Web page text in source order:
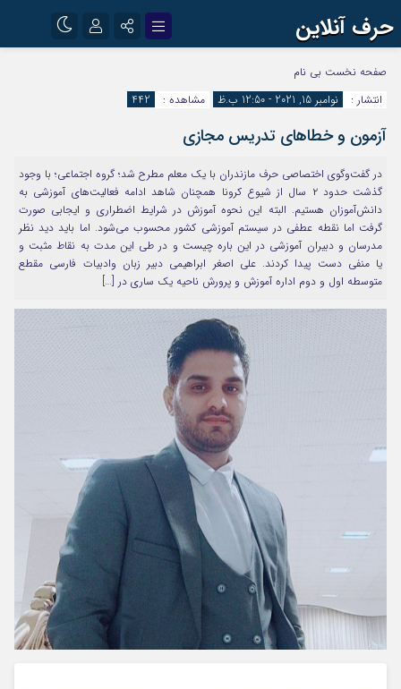
حرف آنلاین
اینستاگرام
آپارات
رمز عبور
مرا به خاطر بسپار
صفحه نخست بی نام
انتشار :
نوامبر 15, 2021 - 12:50 ب.ظ مشاهده : 442
آزمون و خطاهای تدریس مجازی
در گفت‌وگوی اختصاصی حرف مازندران با یک معلم مطرح شد؛ گروه اجتماعی؛ با وجود
گذشت حدود ۲ سال از شیوع کرونا همچنان شاهد ادامه فعالیت‌های آموزشی به
دانش‌آموزان هستیم. البته این نحوه آموزش در شرایط اضطراری و ایجابی صورت
گرفت اما نقطه عطفی در سیستم آموزشی کشور محسوب می‌شود. اما باید دید نظر
مدرسان و دبیران آموزشی در این باره چیست و در طی این مدت به نقاط مثبت و
یا منفی دست پیدا کردند. علی اصغر ابراهیمی دبیر زبان وادبیات فارسی مقطع
متوسطه اول و دوم اداره آموزش و پرورش ناحیه یک ساری در […]